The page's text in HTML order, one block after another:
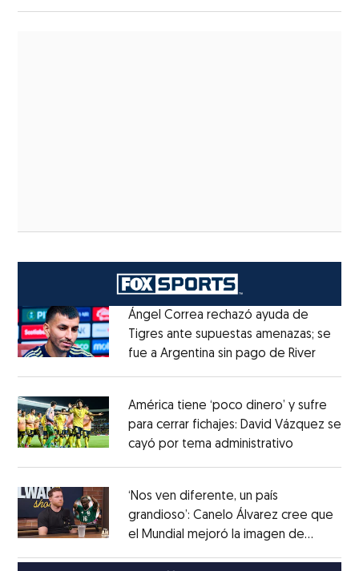
alumnos
Ángel Correa rechazó ayuda de
Tigres ante supuestas amenazas; se
fue a Argentina sin pago de RiverOpens
América tiene ‘poco dinero’ y sufre
para cerrar fichajes: David Vázquez se
cayó por tema administrativo
‘Nos ven diferente, un país
grandioso’: Canelo Álvarez cree que
el Mundial mejoró la imagen de
MéxicoOpens in new window